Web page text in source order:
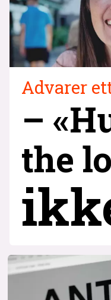
Advarer
–
the